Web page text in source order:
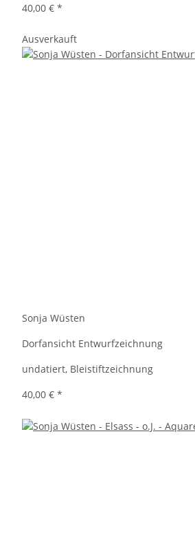
40,00 € *
Ausverkauft
Sonja Wüsten
Dorfansicht Entwurfzeichnung
undatiert, Bleistiftzeichnung
40,00 € *